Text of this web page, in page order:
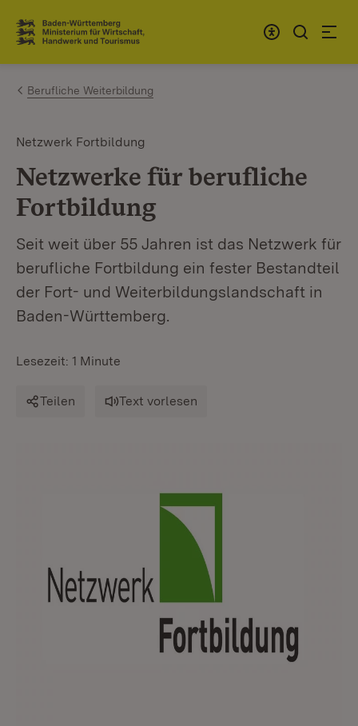
Zum Inhalt springen
Link zur Startseite
Berufliche Weiterbildung
Netzwerk Fortbildung
Netzwerke für berufliche
Fortbildung
Seit weit über 55 Jahren ist das Netzwerk für
berufliche Fortbildung ein fester Bestandteil
der Fort- und Weiterbildungslandschaft in
Baden-Württemberg.
Lesezeit: 1 Minute
Teilen Text vorlesen